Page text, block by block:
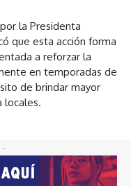
la Presidenta
que esta acción forma
a reforzar la
en temporadas de
de brindar mayor
locales.
-